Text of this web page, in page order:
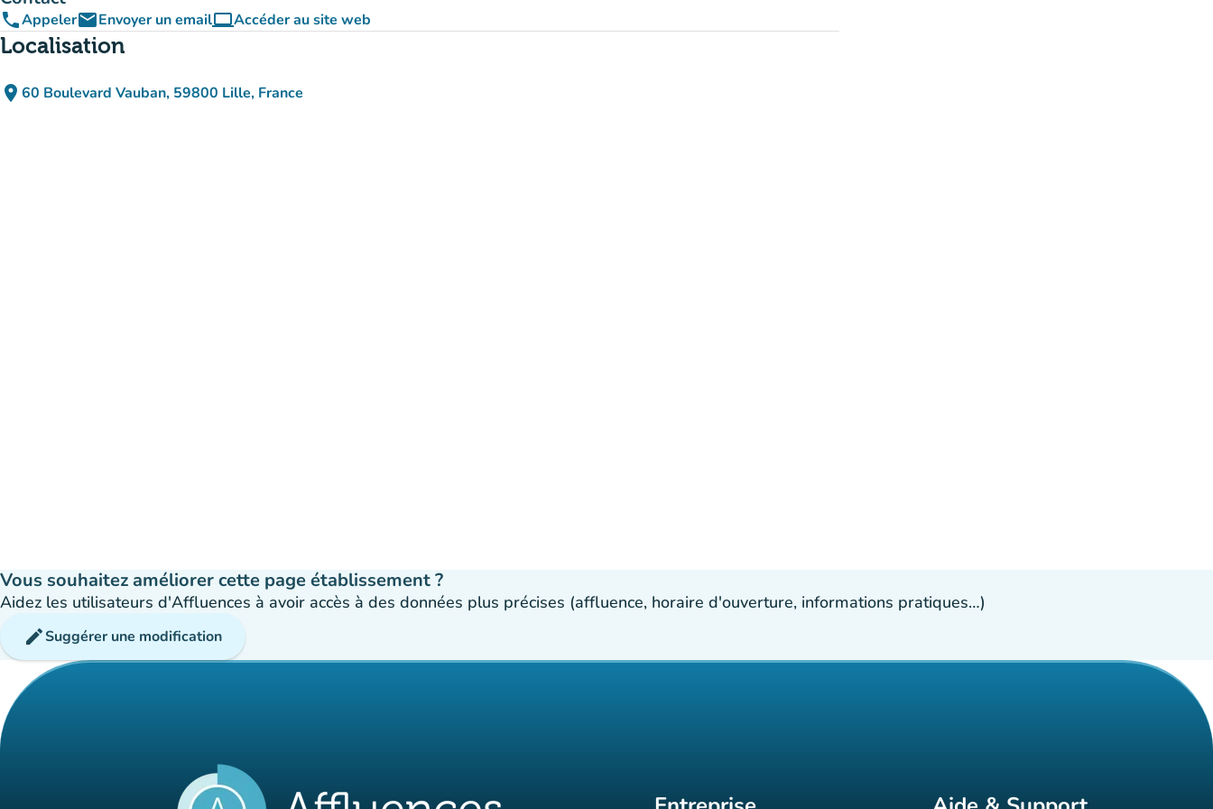
phoneAppeleremailEnvoyer un emailcomputerAccéder au site web
(nouvel onglet)
Localisation
place 60 Boulevard Vauban, 59800 Lille, France
(ouvrir dans Google Maps)
(nouvel onglet)
Vous souhaitez améliorer cette page établissement ?
Aidez les utilisateurs d'Affluences à avoir accès à des données plus précises (affluence, horaire d'ouverture, informations pratiques…)
editSuggérer une modification